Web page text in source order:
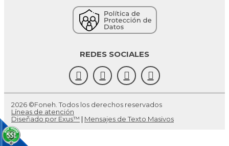
REDES SOCIALES
2026 ©Foneh. Todos los derechos reservados
Líneas de atención
Diseñado por Exus™ | Mensajes de Texto Masivos